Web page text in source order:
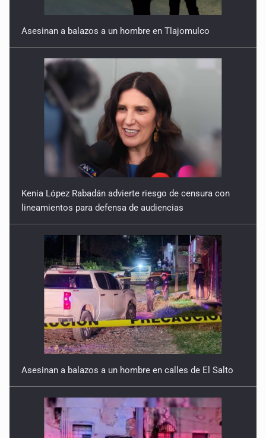
Asesinan a balazos a un hombre en Tlajomulco
Kenia López Rabadán advierte riesgo de censura con
lineamientos para defensa de audiencias
Asesinan a balazos a un hombre en calles de El Salto